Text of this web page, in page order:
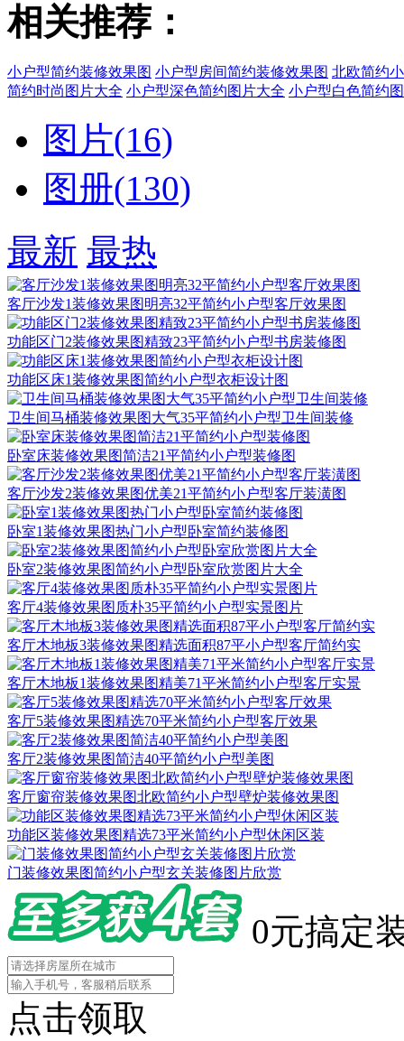
相关推荐：
小户型简约装修效果图 小户型房间简约装修效果图 北欧简约
简约时尚图片大全 小户型深色简约图片大全 小户型白色简约
图片(16)
图册(130)
最新 最热
客厅沙发1装修效果图明亮32平简约小户型客厅效果图
功能区门2装修效果图精致23平简约小户型书房装修图
功能区床1装修效果图简约小户型衣柜设计图
卫生间马桶装修效果图大气35平简约小户型卫生间装修
卧室床装修效果图简洁21平简约小户型装修图
客厅沙发2装修效果图优美21平简约小户型客厅装潢图
卧室1装修效果图热门小户型卧室简约装修图
卧室2装修效果图简约小户型卧室欣赏图片大全
客厅4装修效果图质朴35平简约小户型实景图片
客厅木地板3装修效果图精选面积87平小户型客厅简约实
客厅木地板1装修效果图精美71平米简约小户型客厅实景
客厅5装修效果图精选70平米简约小户型客厅效果
客厅2装修效果图简洁40平简约小户型美图
客厅窗帘装修效果图北欧简约小户型壁炉装修效果图
功能区装修效果图精选73平米简约小户型休闲区装
门装修效果图简约小户型玄关装修图片欣赏
0元搞定
点击领取